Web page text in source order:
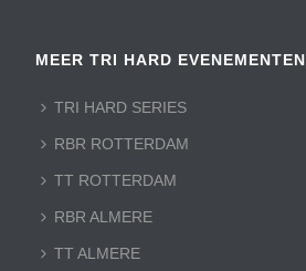
MEER TRI HARD EVENEMENTEN
TRI HARD SERIES
RBR ROTTERDAM
TT ROTTERDAM
RBR ALMERE
TT ALMERE